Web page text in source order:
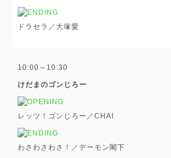
ドラセラ／大塚愛
10:00～10:30
けだまのゴンじろー
レッツ！ゴンじろー／CHAI
わさわさわさ！／デーモン閣下